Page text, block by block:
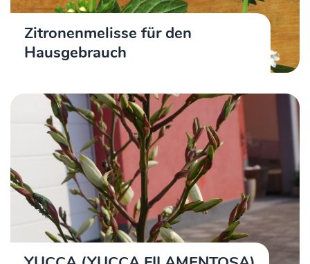
Zitronenmelisse für den
Hausgebrauch